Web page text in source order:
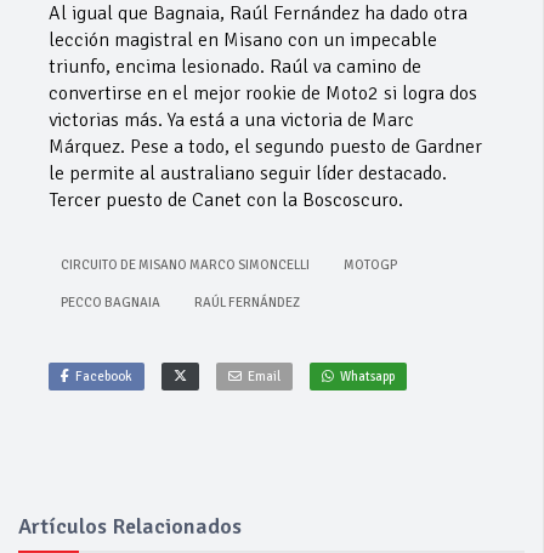
Al igual que Bagnaia, Raúl Fernández ha dado otra
lección magistral en Misano con un impecable
triunfo, encima lesionado. Raúl va camino de
convertirse en el mejor rookie de Moto2 si logra dos
victorias más. Ya está a una victoria de Marc
Márquez. Pese a todo, el segundo puesto de Gardner
le permite al australiano seguir líder destacado.
Tercer puesto de Canet con la Boscoscuro.
CIRCUITO DE MISANO MARCO SIMONCELLI MOTOGP
PECCO BAGNAIA RAÚL FERNÁNDEZ
Facebook Email Whatsapp
Artículos Relacionados